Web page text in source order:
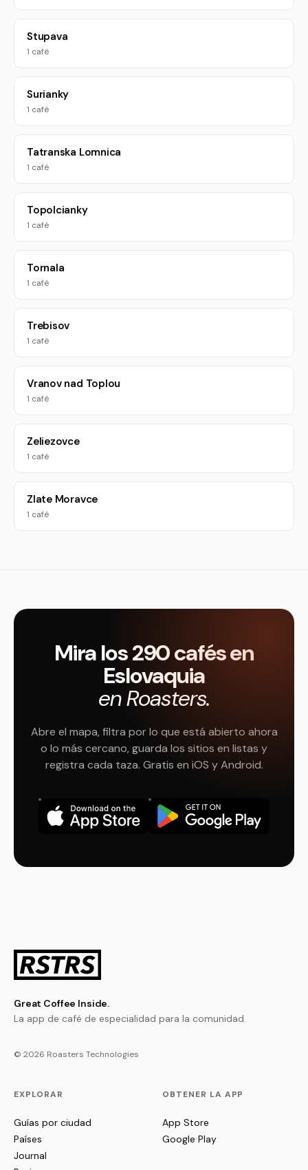
Stupava
1 café
Surianky
1 café
Tatranska Lomnica
1 café
Topolcianky
1 café
Tornala
1 café
Trebisov
1 café
Vranov nad Toplou
1 café
Zeliezovce
1 café
Zlate Moravce
1 café
Mira los 290 cafés en
Eslovaquia
en Roasters.
Abre el mapa, filtra por lo que está abierto ahora
o lo más cercano, guarda los sitios en listas y
registra cada taza. Gratis en iOS y Android.
Great Coffee Inside.
La app de café de especialidad para la comunidad.
© 2026 Roasters Technologies
EXPLORAR
Guías por ciudad
Países
Journal
OBTENER LA APP
App Store
Google Play